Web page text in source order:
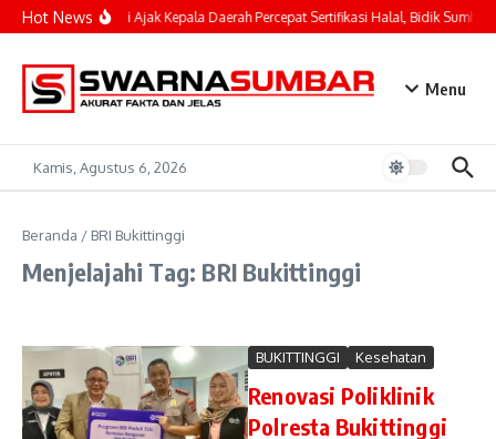
Lewati ke konten
Hot NewsMahyeldi Ajak Kepala Daerah Percepat Sertifikasi Halal, Bidik Sumbar
Menu
Kamis, Agustus 6, 2026
Beranda / BRI Bukittinggi
Menjelajahi Tag: BRI Bukittinggi
BUKITTINGGI Kesehatan
Renovasi Poliklinik
Polresta Bukittinggi